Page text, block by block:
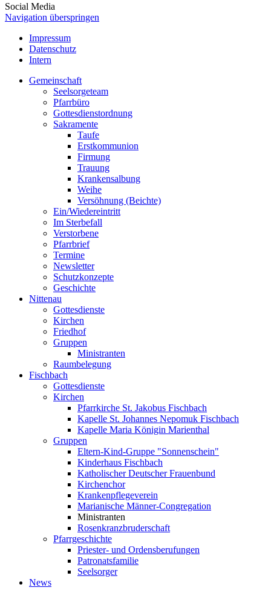
Social Media
Navigation überspringen
Impressum
Datenschutz
Intern
Gemeinschaft
Seelsorgeteam
Pfarrbüro
Gottesdienstordnung
Sakramente
Taufe
Erstkommunion
Firmung
Trauung
Krankensalbung
Weihe
Versöhnung (Beichte)
Ein/Wiedereintritt
Im Sterbefall
Verstorbene
Pfarrbrief
Termine
Newsletter
Schutzkonzepte
Geschichte
Nittenau
Gottesdienste
Kirchen
Friedhof
Gruppen
Ministranten
Raumbelegung
Fischbach
Gottesdienste
Kirchen
Pfarrkirche St. Jakobus Fischbach
Kapelle St. Johannes Nepomuk Fischbach
Kapelle Maria Königin Marienthal
Gruppen
Eltern-Kind-Gruppe "Sonnenschein"
Kinderhaus Fischbach
Katholischer Deutscher Frauenbund
Kirchenchor
Krankenpflegeverein
Marianische Männer-Congregation
Ministranten
Rosenkranzbruderschaft
Pfarrgeschichte
Priester- und Ordensberufungen
Patronatsfamilie
Seelsorger
News